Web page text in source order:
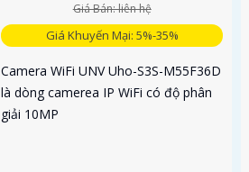
Giá Bán: liên hệ
Giá Khuyến Mại: 5%-35%
Camera WiFi UNV Uho-S3S-M55F36D
là dòng camerea IP WiFi có độ phân
giải 10MP